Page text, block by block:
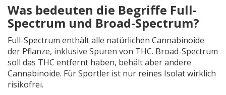
Was bedeuten die Begriffe Full-
Spectrum und Broad-Spectrum?
Full-Spectrum enthält alle natürlichen Cannabinoide
der Pflanze, inklusive Spuren von THC. Broad-Spectrum
soll das THC entfernt haben, behält aber andere
Cannabinoide. Für Sportler ist nur reines Isolat wirklich
risikofrei.